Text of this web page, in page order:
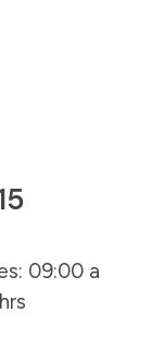
09:00 a